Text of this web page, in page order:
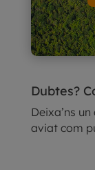
Dubtes?
Deixa’ns
aviat com